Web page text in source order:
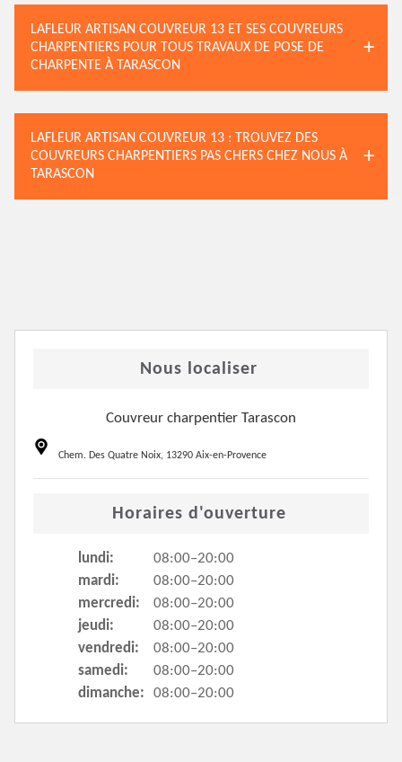
LAFLEUR ARTISAN COUVREUR 13 ET SES COUVREURS
CHARPENTIERS POUR TOUS TRAVAUX DE POSE DE
CHARPENTE À TARASCON
LAFLEUR ARTISAN COUVREUR 13 : TROUVEZ DES
COUVREURS CHARPENTIERS PAS CHERS CHEZ NOUS À
TARASCON
Nous localiser
Couvreur charpentier Tarascon
Chem. Des Quatre Noix, 13290 Aix-en-Provence
Horaires d'ouverture
lundi:
08:00–20:00
mardi:
08:00–20:00
mercredi:
08:00–20:00
jeudi:
08:00–20:00
vendredi:
08:00–20:00
samedi:
08:00–20:00
dimanche:
08:00–20:00